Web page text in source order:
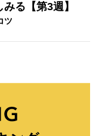
る【第3週】
ツ